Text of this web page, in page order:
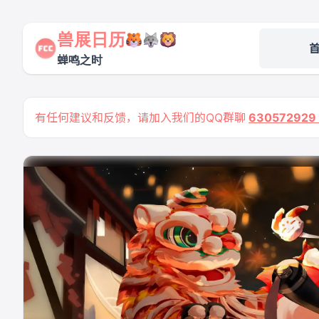
兽展日历
蝉鸣之时
有任何建议和反馈，请加入我们的QQ群聊 630572929